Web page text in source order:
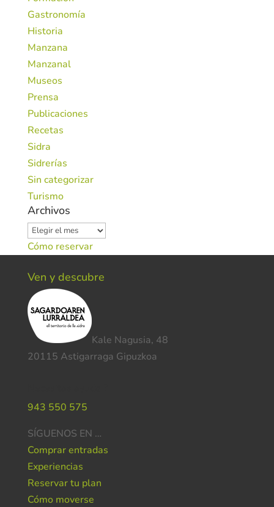
Gastronomía
Historia
Manzana
Manzanal
Museos
Prensa
Publicaciones
Recetas
Sidra
Sidrerías
Sin categorizar
Turismo
Archivos
Archivos
Cómo reservar
Ven y descubre
Kale Nagusia, 48
20115 Astigarraga Gipuzkoa
943 550 575
SÍGUENOS EN …
Comprar entradas
Experiencias
Reservar tu plan
Cómo moverse